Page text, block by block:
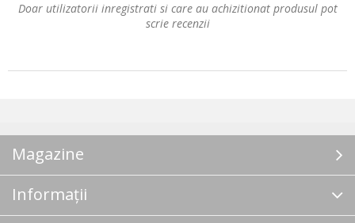
Doar utilizatorii inregistrati si care au achizitionat produsul pot
scrie recenzii
Magazine
Informații